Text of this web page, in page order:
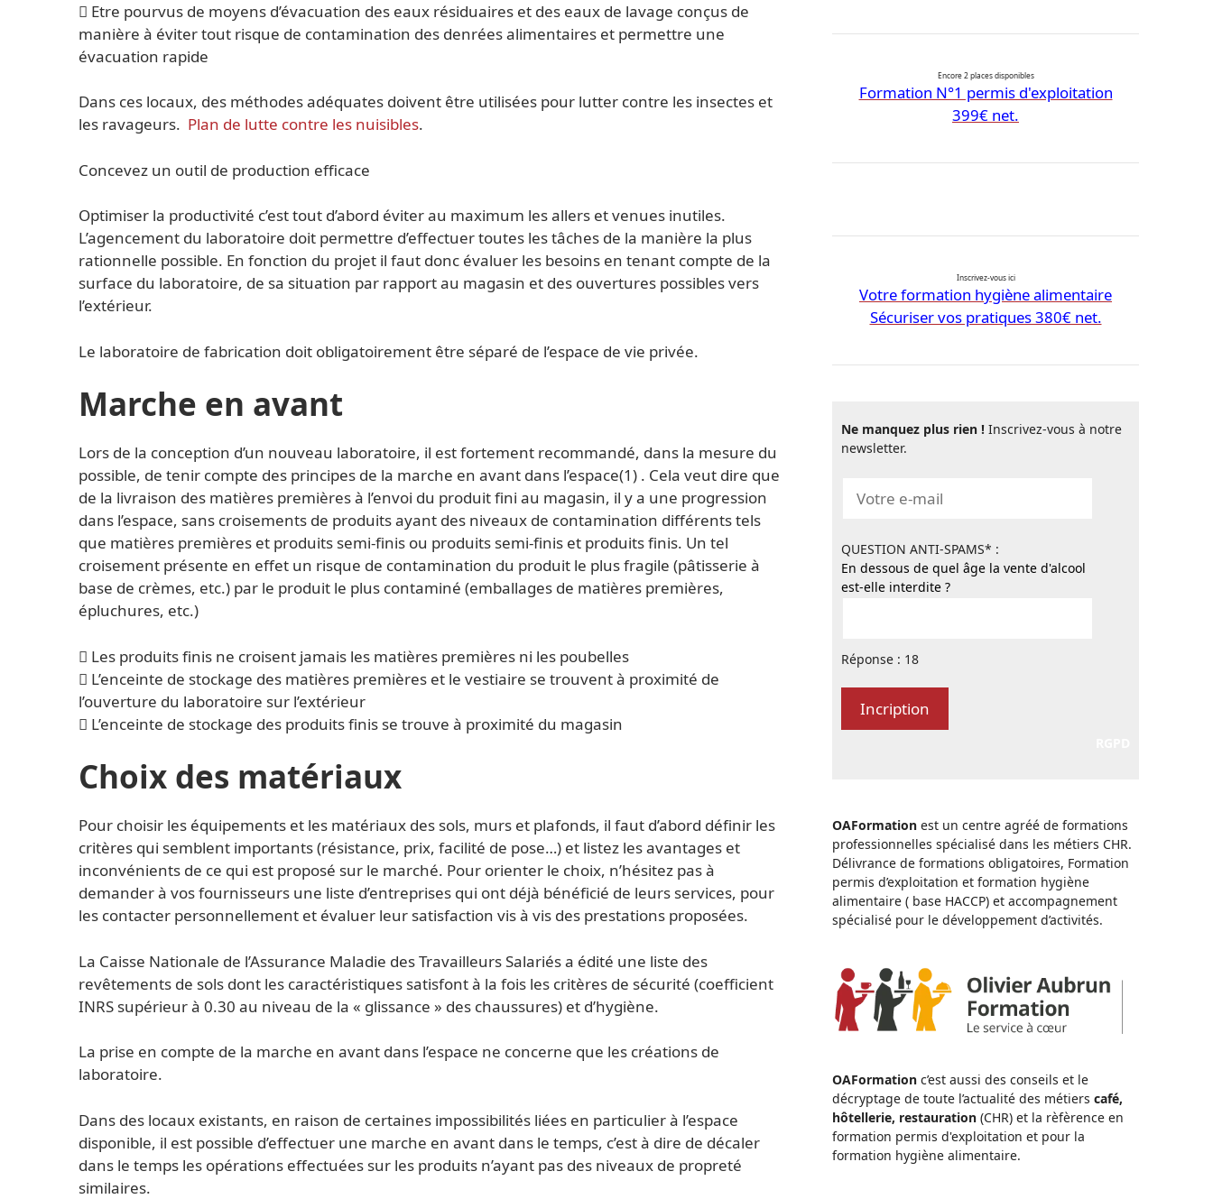
 Etre pourvus de moyens d’évacuation des eaux résiduaires et des eaux de lavage conçus de
manière à éviter tout risque de contamination des denrées alimentaires et permettre une
évacuation rapide
Dans ces locaux, des méthodes adéquates doivent être utilisées pour lutter contre les insectes et
les ravageurs. Plan de lutte contre les nuisibles.
Concevez un outil de production efficace
Optimiser la productivité c’est tout d’abord éviter au maximum les allers et venues inutiles.
L’agencement du laboratoire doit permettre d’effectuer toutes les tâches de la manière la plus
rationnelle possible. En fonction du projet il faut donc évaluer les besoins en tenant compte de la
surface du laboratoire, de sa situation par rapport au magasin et des ouvertures possibles vers
l’extérieur.
Le laboratoire de fabrication doit obligatoirement être séparé de l’espace de vie privée.
Marche en avant
Lors de la conception d’un nouveau laboratoire, il est fortement recommandé, dans la mesure du
possible, de tenir compte des principes de la marche en avant dans l’espace(1) . Cela veut dire que
de la livraison des matières premières à l’envoi du produit fini au magasin, il y a une progression
dans l’espace, sans croisements de produits ayant des niveaux de contamination différents tels
que matières premières et produits semi-finis ou produits semi-finis et produits finis. Un tel
croisement présente en effet un risque de contamination du produit le plus fragile (pâtisserie à
base de crèmes, etc.) par le produit le plus contaminé (emballages de matières premières,
épluchures, etc.)
 Les produits finis ne croisent jamais les matières premières ni les poubelles
 L’enceinte de stockage des matières premières et le vestiaire se trouvent à proximité de
l’ouverture du laboratoire sur l’extérieur
 L’enceinte de stockage des produits finis se trouve à proximité du magasin
Choix des matériaux
Pour choisir les équipements et les matériaux des sols, murs et plafonds, il faut d’abord définir les
critères qui semblent importants (résistance, prix, facilité de pose…) et listez les avantages et
inconvénients de ce qui est proposé sur le marché. Pour orienter le choix, n’hésitez pas à
demander à vos fournisseurs une liste d’entreprises qui ont déjà bénéficié de leurs services, pour
les contacter personnellement et évaluer leur satisfaction vis à vis des prestations proposées.
La Caisse Nationale de l’Assurance Maladie des Travailleurs Salariés a édité une liste des
revêtements de sols dont les caractéristiques satisfont à la fois les critères de sécurité (coefficient
INRS supérieur à 0.30 au niveau de la « glissance » des chaussures) et d’hygiène.
La prise en compte de la marche en avant dans l’espace ne concerne que les créations de
laboratoire.
Dans des locaux existants, en raison de certaines impossibilités liées en particulier à l’espace
disponible, il est possible d’effectuer une marche en avant dans le temps, c’est à dire de décaler
dans le temps les opérations effectuées sur les produits n’ayant pas des niveaux de propreté
similaires.
Encore 2 places disponibles
Formation N°1 permis d'exploitation
399€ net.
Inscrivez-vous ici
Votre formation hygiène alimentaire
Sécuriser vos pratiques 380€ net.
Ne manquez plus rien ! Inscrivez-vous à notre
newsletter.
QUESTION ANTI-SPAMS* :
En dessous de quel âge la vente d'alcool
est-elle interdite ?
Réponse : 18
OAFormation est un centre agréé de formations
professionnelles spécialisé dans les métiers CHR.
Délivrance de formations obligatoires, Formation
permis d’exploitation et formation hygiène
alimentaire ( base HACCP) et accompagnement
spécialisé pour le développement d’activités.
OAFormation c’est aussi des conseils et le
décryptage de toute l’actualité des métiers café,
hôtellerie, restauration (CHR) et la rèfèrence en
formation permis d'exploitation et pour la
formation hygiène alimentaire.